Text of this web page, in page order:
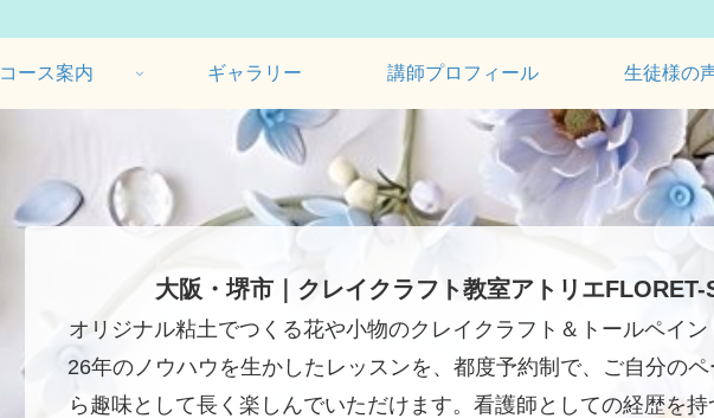
コース案内 ギャラリー 講師プロフィール 生徒様の
大阪・堺市｜クレイクラフト教室アトリエ
オリジナル粘土でつくる花や小物のクレイクラフト＆トールペイ
26年のノウハウを生かしたレッスンを、都度予約制で、ご自分の
ら趣味として長く楽しんでいただけます。看護師としての経歴を